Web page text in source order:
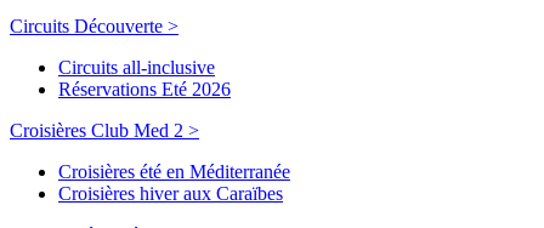
Circuits Découverte >
Circuits all-inclusive
Réservations Eté 2026
Croisières Club Med 2 >
Croisières été en Méditerranée
Croisières hiver aux Caraïbes